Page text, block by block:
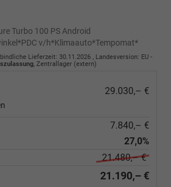
Turbo 100 PS Android
v/h*Klimaauto*Tempomat*
Lieferzeit: 30.11.2026 , Landesversion: EU -
, Zentrallager (extern)
29.030,– €
7.840,– €
27,0%
21.480,– €
21.190,– €